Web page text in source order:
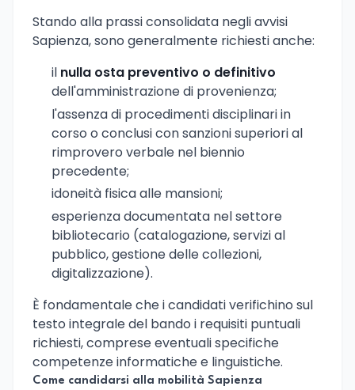
Stando alla prassi consolidata negli avvisi
Sapienza, sono generalmente richiesti anche:
il nulla osta preventivo o definitivo
dell'amministrazione di provenienza;
l'assenza di procedimenti disciplinari in
corso o conclusi con sanzioni superiori al
rimprovero verbale nel biennio
precedente;
idoneità fisica alle mansioni;
esperienza documentata nel settore
bibliotecario (catalogazione, servizi al
pubblico, gestione delle collezioni,
digitalizzazione).
È fondamentale che i candidati verifichino sul
testo integrale del bando i requisiti puntuali
richiesti, comprese eventuali specifiche
competenze informatiche e linguistiche.
Come candidarsi alla mobilità Sapienza